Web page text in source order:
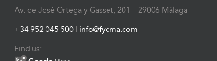
Av. de José Ortega y Gasset, 201 – 29006 Málaga
+34 952 045 500 | info@fycma.com
Find us: